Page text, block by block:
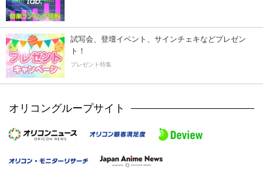
試写会、登壇イベント、サインチェキなどプレゼン
ト！
プレゼント特集
オリコングループサイト